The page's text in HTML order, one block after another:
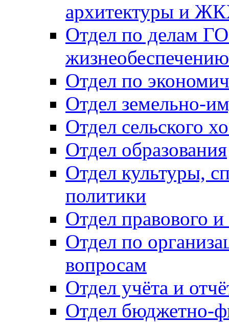
архитектуры и
Отдел по делам
Отдел по
Отдел земельно-
Отдел сельского
Отдел образования
Отдел культуры,
политики
Отдел правового
Отдел по
вопросам
Отдел учёта и
Отдел бюджетно-